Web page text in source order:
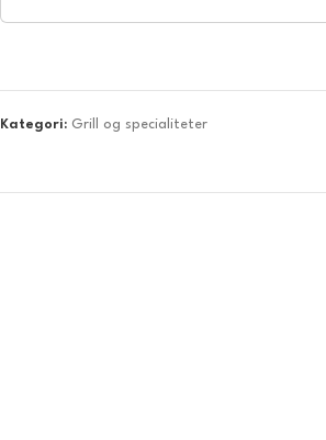
Kategori: Grill og specialiteter